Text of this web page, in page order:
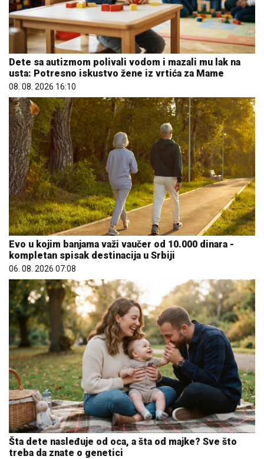
Dete sa autizmom polivali vodom i mazali mu lak na
usta: Potresno iskustvo žene iz vrtića za Mame
08. 08. 2026 16:10
Evo u kojim banjama važi vaučer od 10.000 dinara -
kompletan spisak destinacija u Srbiji
06. 08. 2026 07:08
Šta dete nasleđuje od oca, a šta od majke? Sve što
treba da znate o genetici